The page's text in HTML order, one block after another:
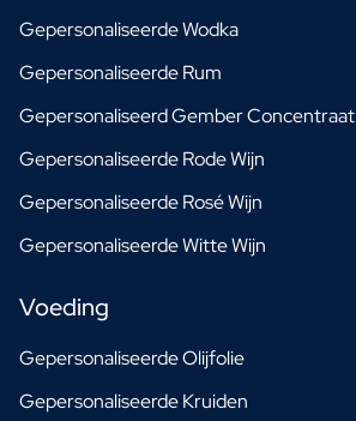
Gepersonaliseerde Wodka
Gepersonaliseerde Rum
Gepersonaliseerd Gember Concentraat
Gepersonaliseerde Rode Wijn
Gepersonaliseerde Rosé Wijn
Gepersonaliseerde Witte Wijn
Voeding
Gepersonaliseerde Olijfolie
Gepersonaliseerde Kruiden